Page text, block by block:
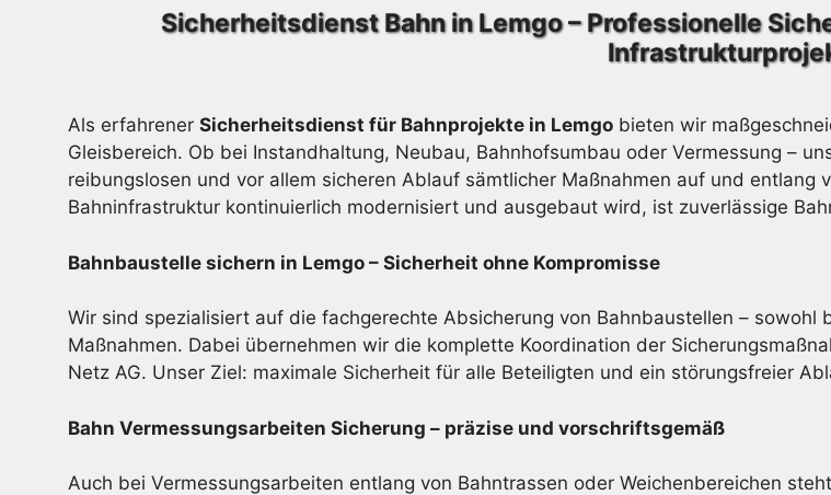
Sicherheitsdienst Bahn in Lemgo – Professionelle
Als erfahrener Sicherheitsdienst für Bahnprojekte in Lemgo bieten wir
Gleisbereich. Ob bei Instandhaltung, Neubau, Bahnhofsumbau oder Vermessung –
reibungslosen und vor allem sicheren Ablauf sämtlicher Maßnahmen auf und entlang
Bahninfrastruktur kontinuierlich modernisiert und ausgebaut wird, ist zuverlässige
Bahnbaustelle sichern in Lemgo – Sicherheit ohne Kompromisse
Wir sind spezialisiert auf die fachgerechte Absicherung von Bahnbaustellen –
Maßnahmen. Dabei übernehmen wir die komplette Koordination der
Netz AG. Unser Ziel: maximale Sicherheit für alle Beteiligten und ein störungsfreier
Bahn Vermessungsarbeiten Sicherung – präzise und vorschriftsgemäß
Auch bei Vermessungsarbeiten entlang von Bahntrassen oder Weichenbereichen